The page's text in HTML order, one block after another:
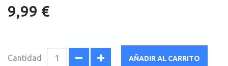
9,99 €
Cantidad AÑADIR AL CARRITO